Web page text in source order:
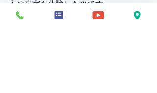
主の真実を体験したのです。